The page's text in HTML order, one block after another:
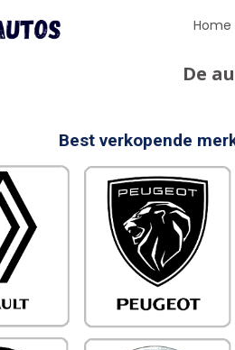
Home
De
Best verkopende